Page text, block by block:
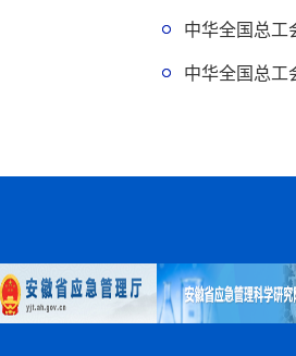
中华全国总工
中华全国总工